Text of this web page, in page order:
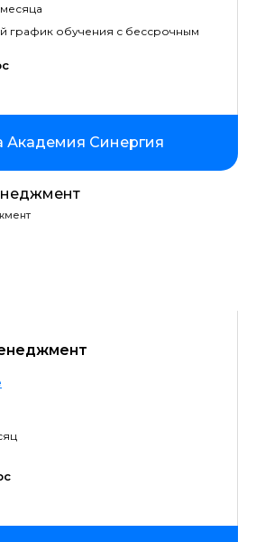
график обучения с бессрочным
Академия Синергия